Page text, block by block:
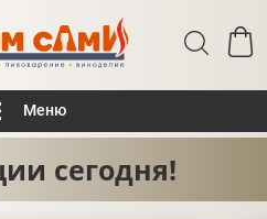
Меню
сегодня!